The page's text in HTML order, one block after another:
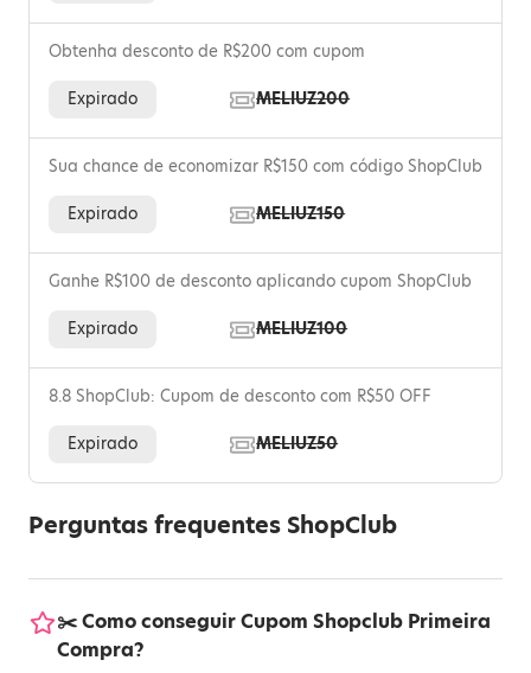
Obtenha desconto de R$200 com cupom
Expirado MELIUZ200
Sua chance de economizar R$150 com código ShopClub
Expirado MELIUZ150
Ganhe R$100 de desconto aplicando cupom ShopClub
Expirado MELIUZ100
8.8 ShopClub: Cupom de desconto com R$50 OFF
Expirado MELIUZ50
Perguntas frequentes ShopClub
✂️ Como conseguir Cupom Shopclub Primeira
Compra?